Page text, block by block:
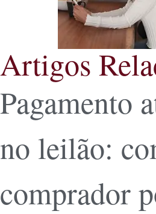
Artigos
Pagamento
no leilão:
comprador